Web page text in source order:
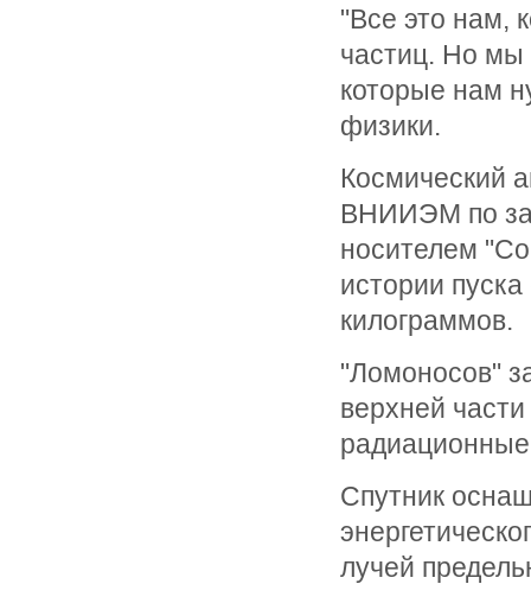
"Все это нам,
частиц. Но мы
которые нам
физики.
Космический
ВНИИЭМ по
носителем
истории
килограммов.
"Ломоносов"
верхней
Спутник
лучей